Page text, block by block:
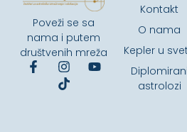
Poveži se sa
nama i putem
društvenih mreža
Kontakt
O nama
Kepler u
Diplomirani
astrolozi